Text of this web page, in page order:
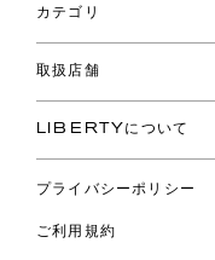
ショッピングバッグ
お問い合わせ
よくあるご質問
ご利用ガイド
カテゴリ
コレクション
ファブリックス
バッグ
ウェア
ライフスタイル
取扱店舗
リバティ・ファブリックス
LIBERTYについて
プライバシーポリシー
ご利用規約